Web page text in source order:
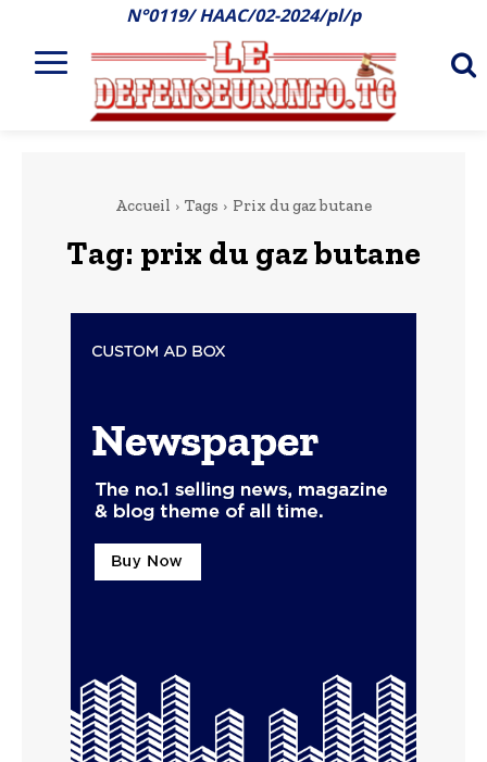
N°0119/ HAAC/02-2024/pl/p
Accueil Tags Prix du gaz butane
Tag: prix du gaz butane